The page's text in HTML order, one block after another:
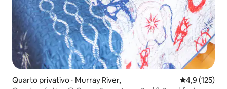
Quarto privativo ⋅ Murray River, 4,9 de uma
4,9 (125)